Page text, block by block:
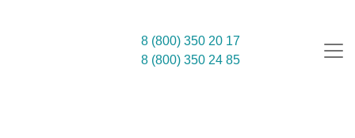
8 (800) 350 20 17
8 (800) 350 24 85